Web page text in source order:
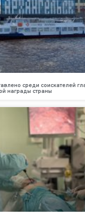
среди соискателей
награды страны